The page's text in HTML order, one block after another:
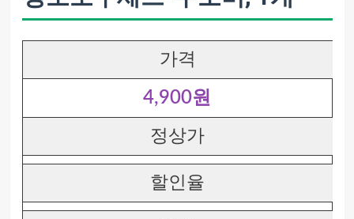
가격
4,900원
정상가
할인율